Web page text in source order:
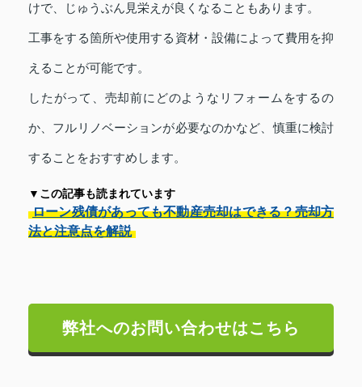
けで、じゅうぶん見栄えが良くなることもあります。
工事をする箇所や使用する資材・設備によって費用を抑
えることが可能です。
したがって、売却前にどのようなリフォームをするの
か、フルリノベーションが必要なのかなど、慎重に検討
することをおすすめします。
▼この記事も読まれています
ローン残債があっても不動産売却はできる？売却方
法と注意点を解説
弊社へのお問い合わせはこちら